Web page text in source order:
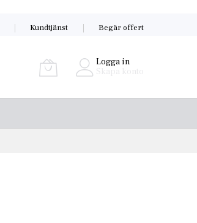
Kundtjänst Begär offert
Logga in